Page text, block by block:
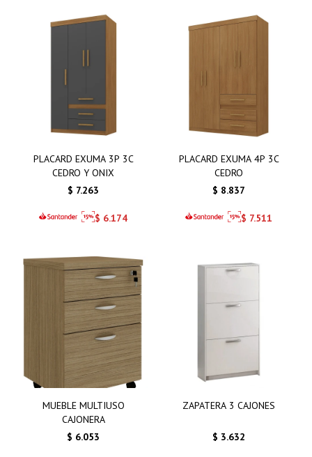
PLACARD EXUMA 3P 3C
CEDRO Y ONIX
$ 7.263
$ 6.174
PLACARD EXUMA 4P 3C
CEDRO
$ 8.837
$ 7.511
MUEBLE MULTIUSO
CAJONERA
$ 6.053
ZAPATERA 3 CAJONES
$ 3.632